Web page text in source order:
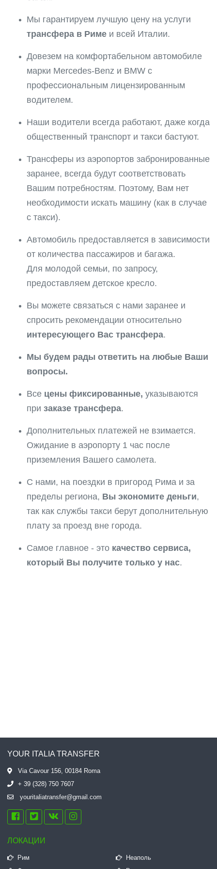
Мы гарантируем лучшую цену на услуги
трансфера в Риме и всей Италии.
Довезем на комфортабельном автомобиле
марки Mercedes-Benz и BMW с
профессиональным лицензированным
водителем.
Наши водители всегда работают, даже когда
общественный транспорт и такси бастуют.
Трансферы из аэропортов забронированные
заранее, всегда будут соответствовать
Вашим потребностям. Поэтому, Вам нет
необходимости искать машину (как в случае
с такси).
Автомобиль предоставляется в зависимости
от количества пассажиров и багажа.
Для молодой семьи, по запросу,
предоставляем детское кресло.
Вы можете связаться с нами заранее и
спросить рекомендации относительно
интересующего Вас трансфера.
Мы будем рады ответить на любые Ваши
вопросы.
Все цены фиксированные, указываются
при заказе трансфера.
Дополнительных платежей не взимается.
Ожидание в аэропорту 1 час после
приземления Вашего самолета.
С нами, на поездки в пригород Рима и за
пределы региона, Вы экономите деньги,
так как службы такси берут дополнительную
плату за проезд вне города.
Самое главное - это качество сервиса,
который Вы получите только у нас.
YOUR ITALIA TRANSFER
Via Cavour 156, 00184 Roma
+ 39 (328) 750 7607
youritaliatransfer@gmail.com
ЛОКАЦИИ
Рим
Неаполь